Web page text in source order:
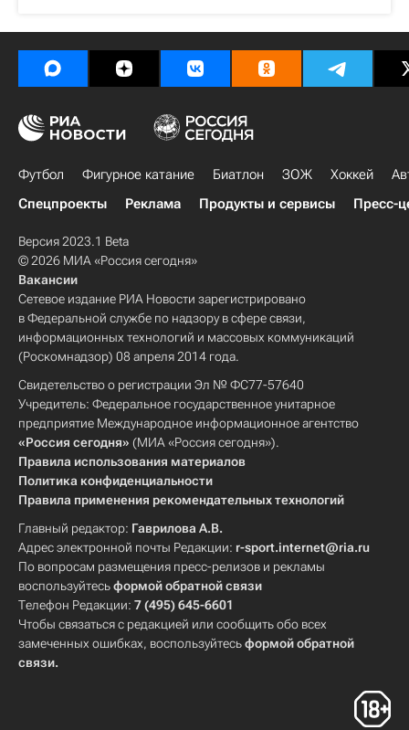
Футбол Фигурное катание Биатлон ЗОЖ Хоккей
Спецпроекты
Реклама Продукты и сервисы Пресс-
Версия 2023.1 Beta
© 2026 МИА «Россия сегодня»
Вакансии
Сетевое издание РИА Новости зарегистрировано
в Федеральной службе по надзору в сфере связи,
информационных технологий и массовых коммуникаций
(Роскомнадзор) 08 апреля 2014 года.
Свидетельство о регистрации Эл № ФС77-57640
Учредитель: Федеральное государственное унитарное
предприятие Международное информационное агентство
«Россия сегодня» (МИА «Россия сегодня»).
Правила использования материалов
Политика конфиденциальности
Правила применения рекомендательных технологий
Главный редактор: Гаврилова А.В.
Адрес электронной почты Редакции: r-sport.internet@ria.ru
По вопросам размещения пресс-релизов и рекламы
воспользуйтесьформой обратной связи
Телефон Редакции: 7 (495) 645-6601
Чтобы связаться с редакцией или сообщить обо всех
замеченных ошибках, воспользуйтесьформой обратной
связи.